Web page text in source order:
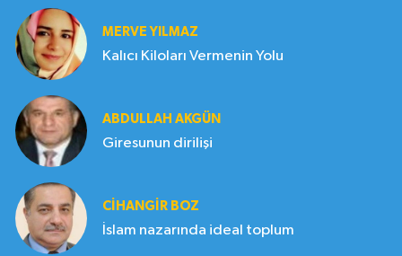
MERVE YILMAZ
Kalıcı Kiloları Vermenin Yolu
ABDULLAH AKGÜN
Giresunun dirilişi
CIHANGIR BOZ
İslam nazarında ideal toplum